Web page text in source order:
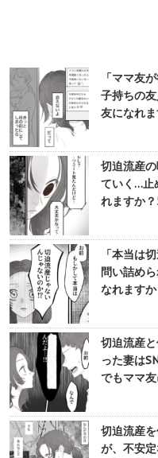
「ママ友
子持ちの
友になれ
切迫流産
ていく…止
れますか
「本当は
問い詰め
なれます
切迫流産
った妻は
でもママ
切迫流産
が、不安